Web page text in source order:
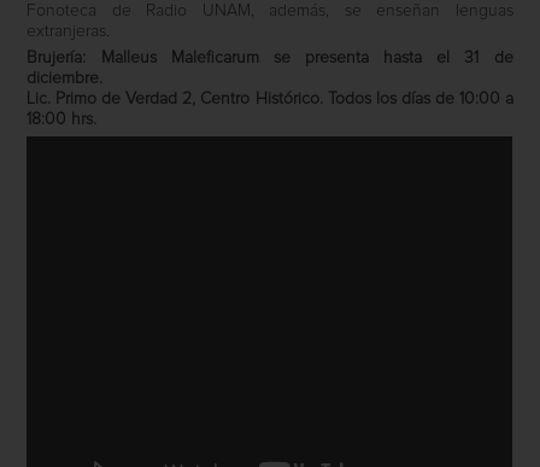
Fonoteca de Radio UNAM, además, se enseñan lenguas
extranjeras.
Brujería: Malleus Maleficarum se presenta hasta el 31 de
diciembre.
Lic. Primo de Verdad 2, Centro Histórico. Todos los días de 10:00 a
18:00 hrs.